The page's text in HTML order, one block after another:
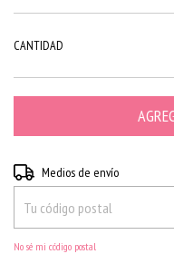
CANTIDAD
Entregas para el CP:
Medios de envío
No sé mi código postal